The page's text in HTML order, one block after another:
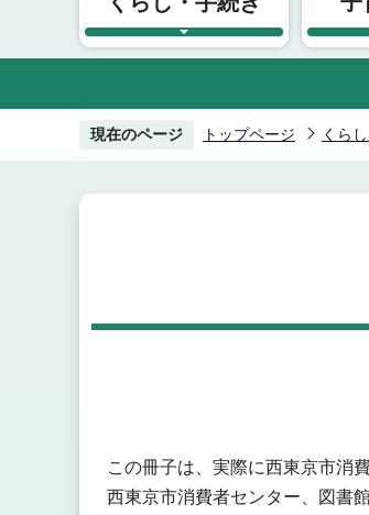
現在のページ トップページ くら
この冊子は、実際に西東京市消
西東京市消費者センター、図書